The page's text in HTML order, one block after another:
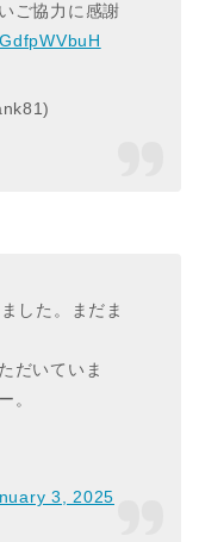
ご協力に感謝
した。まだま
だいていま
。
3, 2025